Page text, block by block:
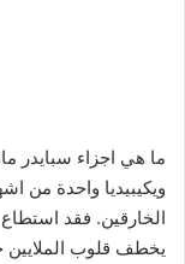
ما هي اجزاء سبايدر
ويكيبيديا واحدة من
الخارقين. فقد استطاع
يخطف قلوب الملايين